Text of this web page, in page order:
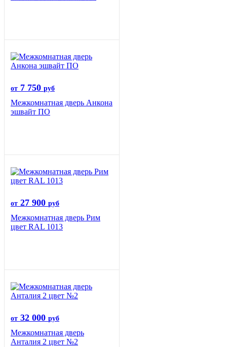
от 7 750 руб
Межкомнатная дверь Анкона
эшвайт ПО
от 27 900 руб
Межкомнатная дверь Рим
цвет RAL 1013
от 32 000 руб
Межкомнатная дверь
Анталия 2 цвет №2